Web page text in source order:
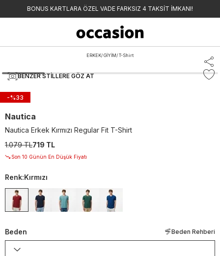
BONUS KARTLARA ÖZEL VADE FARKSIZ 4 TAKSİT İMKANI!
ERKEK/GİYİM/T-Shirt
BENZER STILLERE GÖZ AT
-%33
Nautica
Nautica Erkek Kırmızı Regular Fit T-Shirt
1.079 TL719 TL
Son 10 Günün En Düşük Fiyatı
Renk:Kırmızı
Beden Beden Rehberi